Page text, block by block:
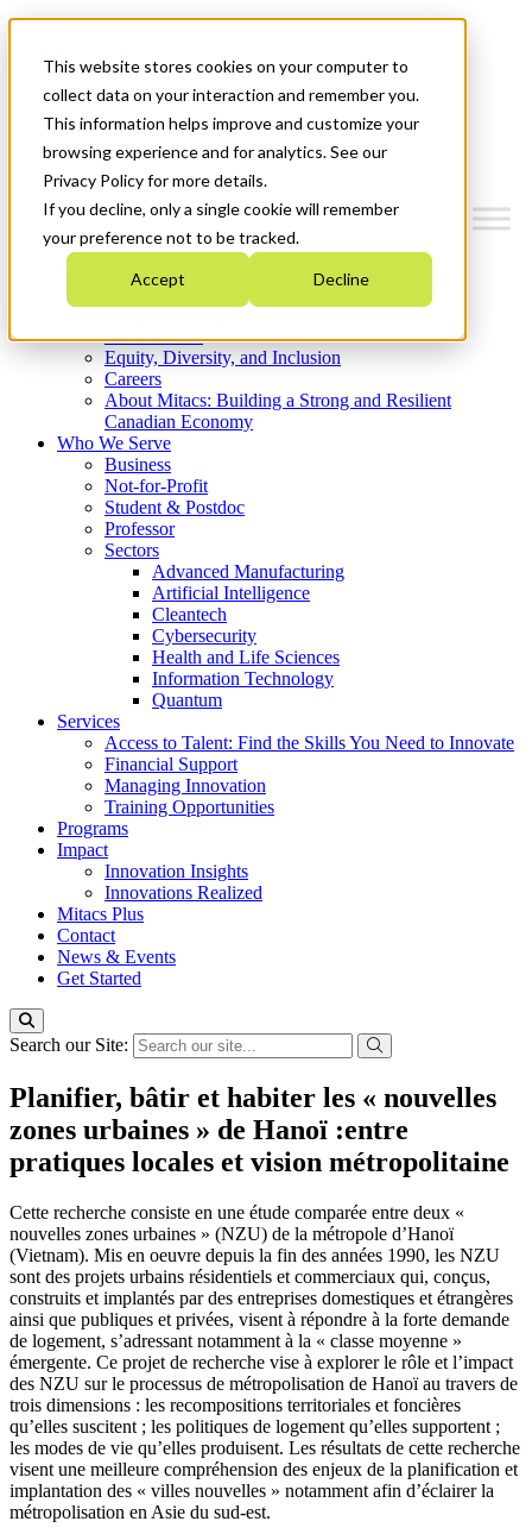
This website stores cookies on your computer to
collect data on your interaction and remember you.
This information helps improve and customize your
browsing experience and for analytics. See our
Privacy Policy for more details.
If you decline, only a single cookie will remember
your preference not to be tracked.
Accept Decline
News & Events
Get Started
Menu
Who We Are
Strategic Plan 2026-2030
What We Do
Equity, Diversity, and Inclusion
Careers
About Mitacs: Building a Strong and Resilient
Canadian Economy
Who We Serve
Business
Not-for-Profit
Student & Postdoc
Professor
Sectors
Advanced Manufacturing
Artificial Intelligence
Cleantech
Cybersecurity
Health and Life Sciences
Information Technology
Quantum
Services
Access to Talent: Find the Skills You Need to Innovate
Financial Support
Managing Innovation
Training Opportunities
Programs
Impact
Innovation Insights
Innovations Realized
Mitacs Plus
Contact
News & Events
Get Started
Search our Site:
Planifier, bâtir et habiter les « nouvelles
zones urbaines » de Hanoï :entre
pratiques locales et vision métropolitaine
Cette recherche consiste en une étude comparée entre deux «
nouvelles zones urbaines » (NZU) de la métropole d’Hanoï
(Vietnam). Mis en oeuvre depuis la fin des années 1990, les NZU
sont des projets urbains résidentiels et commerciaux qui, conçus,
construits et implantés par des entreprises domestiques et étrangères
ainsi que publiques et privées, visent à répondre à la forte demande
de logement, s’adressant notamment à la « classe moyenne »
émergente. Ce projet de recherche vise à explorer le rôle et l’impact
des NZU sur le processus de métropolisation de Hanoï au travers de
trois dimensions : les recompositions territoriales et foncières
qu’elles suscitent ; les politiques de logement qu’elles supportent ;
les modes de vie qu’elles produisent. Les résultats de cette recherche
visent une meilleure compréhension des enjeux de la planification et
implantation des « villes nouvelles » notamment afin d’éclairer la
métropolisation en Asie du sud-est.